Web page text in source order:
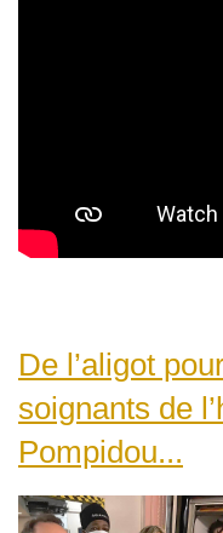
De l’aligot
soignants de
Pompidou...